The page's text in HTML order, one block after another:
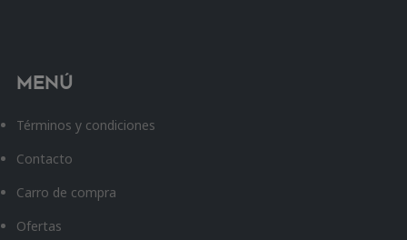
Menú
Términos y condiciones
Contacto
Carro de compra
Ofertas